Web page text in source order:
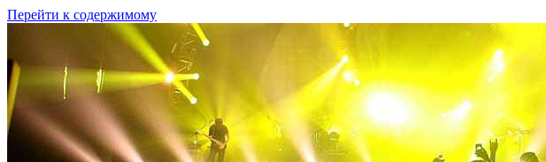
Перейти к содержимому